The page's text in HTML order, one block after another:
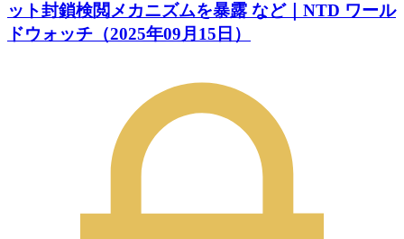
ット封鎖検閲メカニズムを暴露 など｜NTD ワール
ドウォッチ（2025年09月15日）